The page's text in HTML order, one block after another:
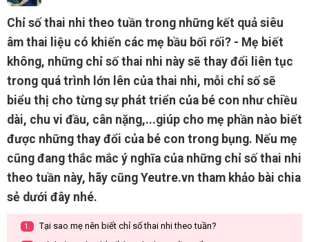
Chỉ số thai nhi theo tuần trong những kết quả siêu
âm thai liệu có khiến các mẹ bầu bối rối? - Mẹ biết
không, những chỉ số thai nhi này sẽ thay đổi liên tục
trong quá trình lớn lên của thai nhi, mỗi chỉ số sẽ
biểu thị cho từng sự phát triển của bé con như chiều
dài, chu vi đầu, cân nặng,...giúp cho mẹ phần nào biết
được những thay đổi của bé con trong bụng. Nếu mẹ
cũng đang thắc mắc ý nghĩa của những chỉ số thai nhi
theo tuần này, hãy cũng Yeutre.vn tham khảo bài chia
sẻ dưới đây nhé.
1. Tại sao mẹ nên biết chỉ số thai nhi theo tuần?